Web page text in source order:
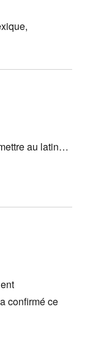
au latin…
confirmé ce